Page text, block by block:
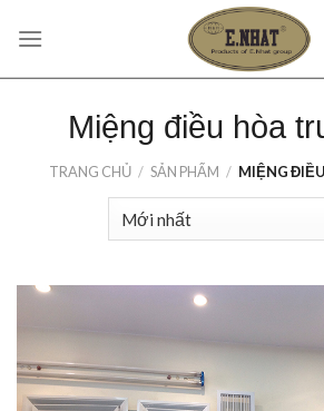
Miệng điều hòa
TRANG CHỦ / SẢN PHẨM / MIỆNG